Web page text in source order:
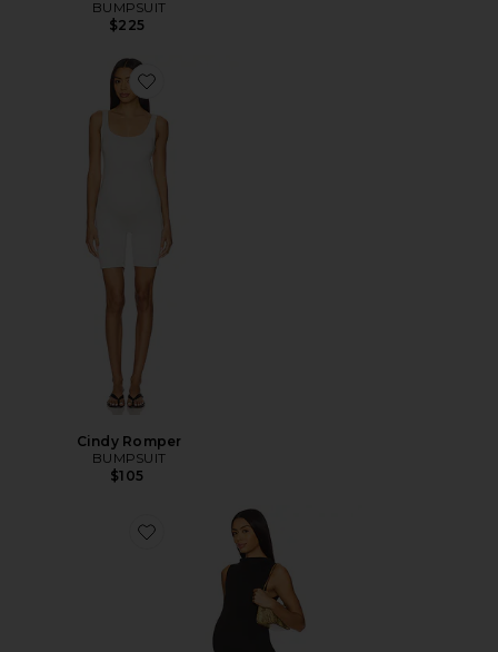
BUMPSUIT
$225
Favorite Cindy Romper
Cindy Romper
BUMPSUIT
$105
Favorite The Gia Jumpsuit